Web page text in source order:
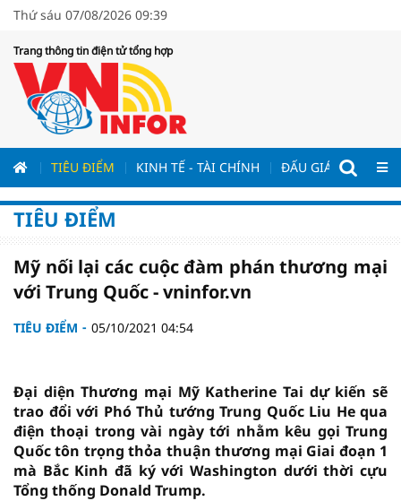
Thứ sáu 07/08/2026 09:39
Trang thông tin điện tử tổng hợp
TIÊU ĐIỂM KINH TẾ - TÀI CHÍNH ĐẤU GIÁ - ĐẤU
TIÊU ĐIỂM
Mỹ nối lại các cuộc đàm phán thương mại
với Trung Quốc - vninfor.vn
TIÊU ĐIỂM 05/10/2021 04:54
Đại diện Thương mại Mỹ Katherine Tai dự kiến ​​sẽ
trao đổi với Phó Thủ tướng Trung Quốc Liu He qua
điện thoại trong vài ngày tới nhằm kêu gọi Trung
Quốc tôn trọng thỏa thuận thương mại Giai đoạn 1
mà Bắc Kinh đã ký với Washington dưới thời cựu
Tổng thống Donald Trump.